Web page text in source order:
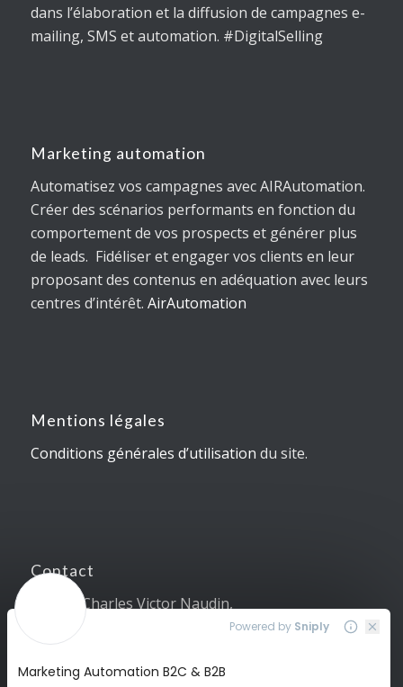
dans l’élaboration et la diffusion de campagnes e-
mailing, SMS et automation. #DigitalSelling
Marketing automation
Automatisez vos campagnes avec AIRAutomation.
Créer des scénarios performants en fonction du
comportement de vos prospects et générer plus
de leads. Fidéliser et engager vos clients en leur
proposant des contenus en adéquation avec leurs
centres d’intérêt. AirAutomation
Mentions légales
Conditions générales d’utilisation du site.
Contact
5, Allée Charles Victor Naudin,
06410 Sophia Antipolis
04 89 87 10 83